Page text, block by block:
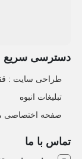
دسترسی سریع
طراحی سایت :‌
تبلیغات انبوه
صفحه اختصاصی
تماس با ما